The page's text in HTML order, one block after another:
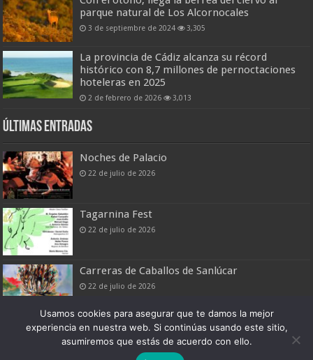
parque natural de Los Alcornocales
3 de septiembre de 2024 3,305
La provincia de Cádiz alcanza su récord
histórico con 8,7 millones de pernoctaciones
hoteleras en 2025
2 de febrero de 2026 3,013
Últimas entradas
Noches de Palacio
22 de julio de 2026
Tagarnina Fest
22 de julio de 2026
Carreras de Caballos de Sanlúcar
22 de julio de 2026
Boletín Digital de Noticias Turísticas
Usamos cookies para asegurar que te damos la mejor
experiencia en nuestra web. Si continúas usando este sitio,
asumiremos que estás de acuerdo con ello.